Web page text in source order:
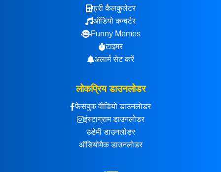
फ्री कैलकुलेटर
ऑडियो कन्वर्टर
Funny Memes
टाइमर
अलार्म सेट करें
लोकप्रिय डाउनलोडर
फेसबुक वीडियो डाउनलोडर
इंस्टाग्राम डाउनलोडर
उडेमी डाउनलोडर
ऑडियोमैक डाउनलोडर